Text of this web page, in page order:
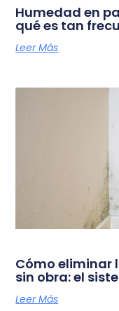
Humedad en
qué es tan
Leer Más
Cómo eliminar
sin obra: el
Leer Más